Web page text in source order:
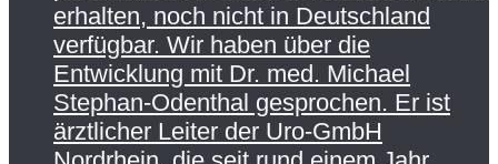
erhalten, noch nicht in Deutschland
verfügbar. Wir haben über die
Entwicklung mit Dr. med. Michael
Stephan-Odenthal gesprochen. Er ist
ärztlicher Leiter der Uro-GmbH